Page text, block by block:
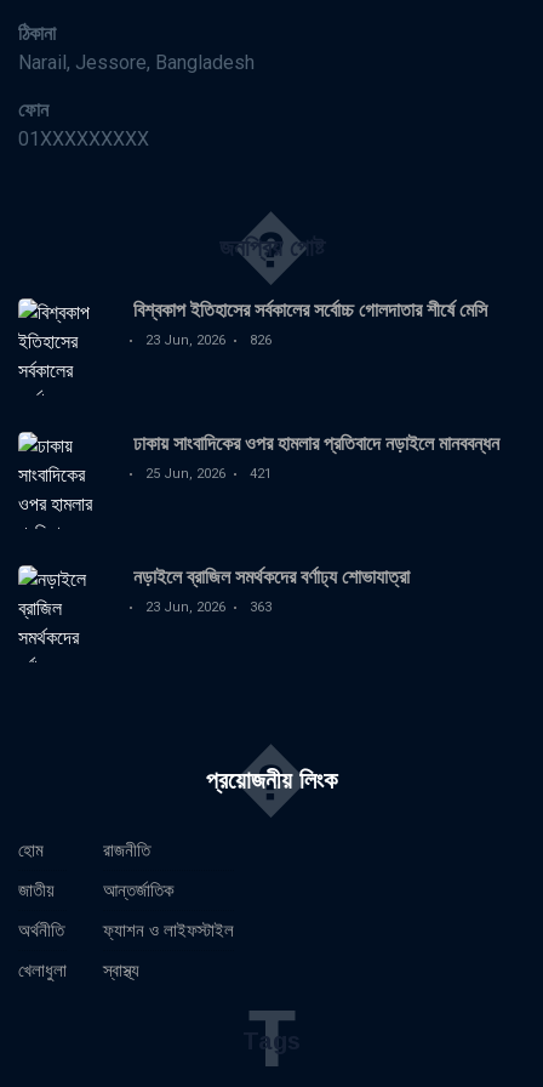
ঠিকানা
Narail, Jessore, Bangladesh
ফোন
01XXXXXXXXX
জনপ্রিয় পোষ্ট
�
বিশ্বকাপ ইতিহাসের সর্বকালের সর্বোচ্চ গোলদাতার শীর্ষে মেসি
23 Jun, 2026 826
ঢাকায় সাংবাদিকের ওপর হামলার প্রতিবাদে নড়াইলে মানববন্ধন
25 Jun, 2026 421
নড়াইলে ব্রাজিল সমর্থকদের বর্ণাঢ্য শোভাযাত্রা
23 Jun, 2026 363
প্রয়োজনীয় লিংক
�
হোম
জাতীয়
অর্থনীতি
খেলাধুলা
রাজনীতি
আন্তর্জাতিক
ফ্যাশন ও লাইফস্টাইল
স্বাস্থ্য
Tags
T